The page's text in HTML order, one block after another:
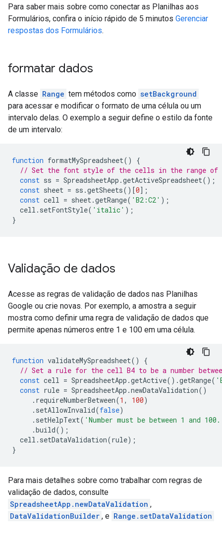
Para saber mais sobre como conectar as Planilhas aos
Formulários, confira o início rápido de 5 minutos Gerenciar
respostas dos Formulários.
formatar dados
A classe Range tem métodos como setBackground
para acessar e modificar o formato de uma célula ou um
intervalo delas. O exemplo a seguir define o estilo da fonte
de um intervalo:
function formatMySpreadsheet()
{
// Set the font style of the cells in the range of
const ss = SpreadsheetApp .getActiveSpreadsheet();
const sheet = ss .getSheets()[0];
const cell = sheet.getRange( 'B2:C2' );
cell . setFontStyle( 'italic' );
}
Validação de dados
Acesse as regras de validação de dados nas Planilhas
Google ou crie novas. Por exemplo, a amostra a seguir
mostra como definir uma regra de validação de dados que
permite apenas números entre 1 e 100 em uma célula.
function validateMySpreadsheet()
{
// Set a rule for the cell B4 to be a number
const cell = SpreadsheetApp .getActive().getRange(
const rule = SpreadsheetApp .newDataValidation()
. requireNumberBetween(1 , 100)
. setAllowInvalid(false)
. setHelpText( 'Number must be between 1 and
.build();
cell . setDataValidation(rule);
}
Para mais detalhes sobre como trabalhar com regras de
validação de dados, consulte
SpreadsheetApp.newDataValidation ,
DataValidationBuilder , e Range.setDataValidation